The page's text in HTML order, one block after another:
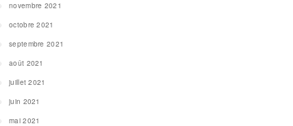
novembre 2021
octobre 2021
septembre 2021
août 2021
juillet 2021
juin 2021
mai 2021